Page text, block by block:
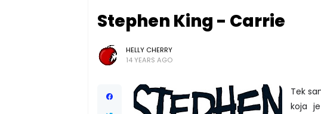
Stephen King - Carrie
HELLY CHERRY
14 YEARS AGO
Tek
koja